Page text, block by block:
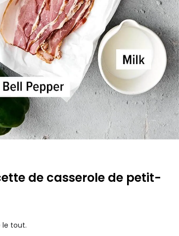
de casserole de petit-
le tout.